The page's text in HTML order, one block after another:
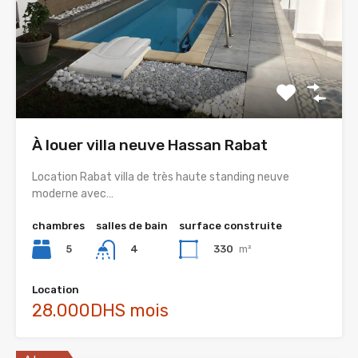
À louer villa neuve Hassan Rabat
Location Rabat villa de très haute standing neuve
moderne avec…
chambres
5
salles de bain
4
surface construite
330 m²
Location
28.000DHS mois